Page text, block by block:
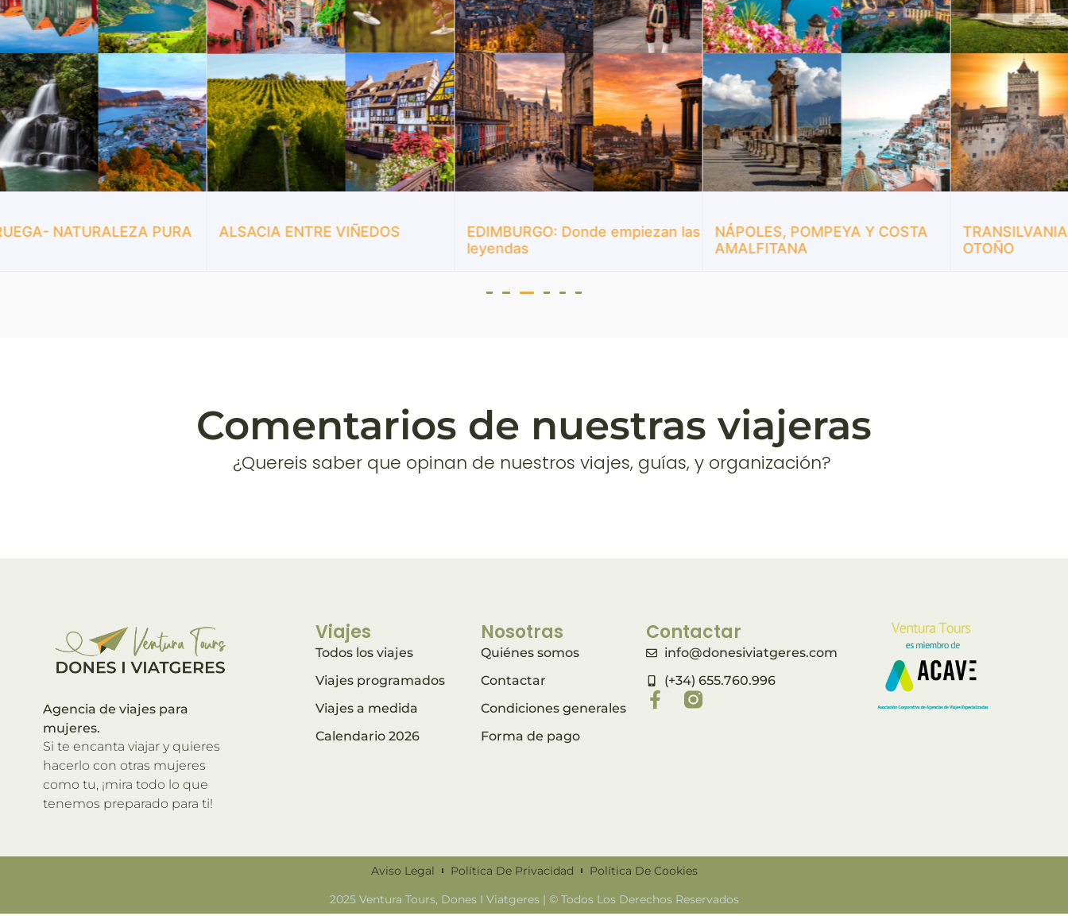
ALSACIA ENTRE VIÑEDOS
EDIMBURGO: Donde empiezan las
NÁPOLES, POMPEYA Y COSTA
TRANSILVANIA UN CUENTO DE
OTOÑO
Comentarios de nuestras viajeras
¿Quereis saber que opinan de nuestros viajes, guías, y organización?
Agencia de viajes para
mujeres.
Si te encanta viajar y quieres
hacerlo con otras mujeres
como tu, ¡mira todo lo que
tenemos preparado para ti!
Viajes
Todos los viajes
Viajes programados
Viajes a medida
Calendario 2026
Nosotras
Quiénes somos
Contactar
Condiciones generales
Forma de pago
Contactar
info@donesiviatgeres.com
(+34) 655.760.996
Aviso Legal Política De Privacidad
Política De Cookies
2025 Ventura Tours, Dones I Viatgeres | © Todos Los Derechos Reservados